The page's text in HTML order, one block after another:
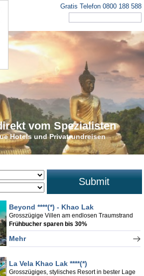
Gratis Telefon 0800 188 588
vom Spezialisten
Hotels und Privatrundreisen
in Asien
faszinierenden Kontinent
Submit
Beyond ****(*) - Khao Lak
Grosszügige Villen am endlosen Traumstrand
Frühbucher sparen bis 30%
Mehr
La Vela Khao Lak ****(*)
Grosszügiges, stylisches Resort in bester Lage